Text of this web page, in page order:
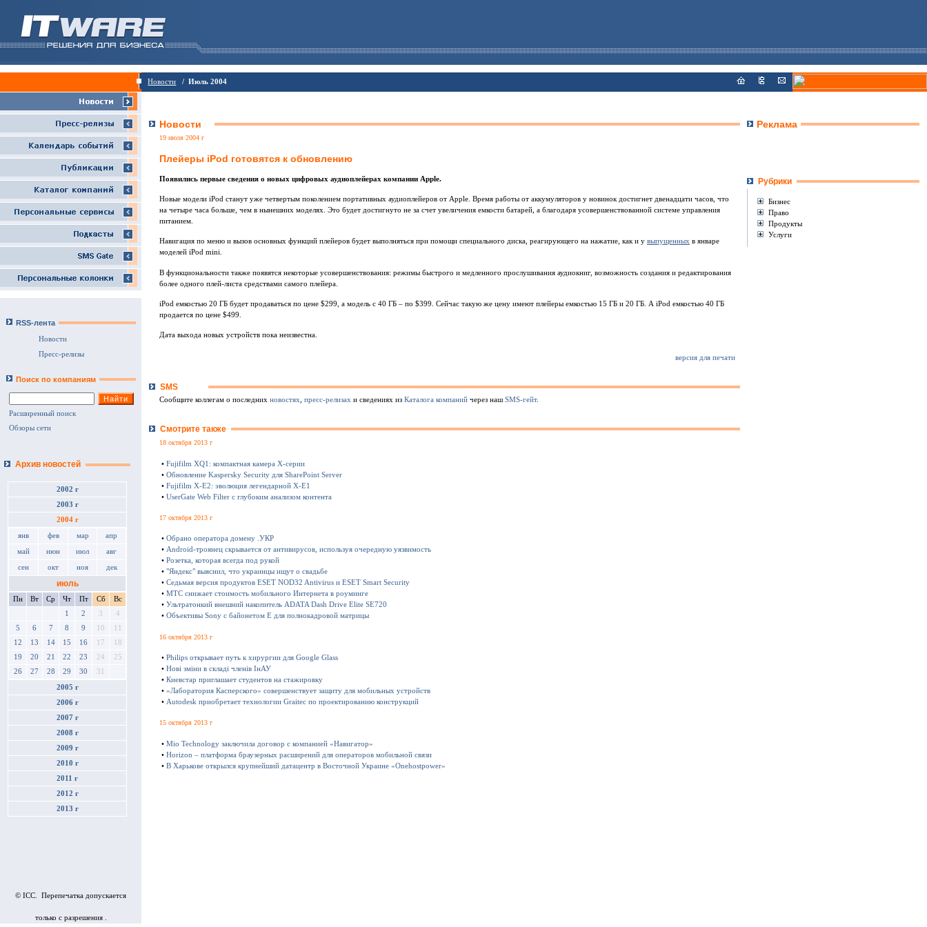
Новости / Июль 2004
RSS-лента
Новости
Пресс-релизы
Поиск по компаниям
Расширенный поиск
Обзоры сети
Архив новостей
2002 г
2003 г
2004 г
янв фев мар апр
май июн июл авг
сен окт ноя дек
июль
Пн Вт Ср Чт Пт Сб
Вс
1
2 3
4
5
6 7 8 9 10
11
12
13 14 15 16 17
18
19
20 21 22 23 24
25
26
27 28 29 30 31
2005 г
2006 г
2007 г
2008 г
2009 г
2010 г
2011 г
2012 г
2013 г
© ICC. Перепечатка допускается
только с разрешения .
Новости
19 июля 2004 г
Плейеры iPod готовятся к обновлению
Появились первые сведения о новых цифровых аудиоплейерах компании Apple.
Новые модели iPod станут уже четвертым поколением портативных аудиоплейеров от Apple. Время работы от аккумуляторов у новинок достигнет двенадцати часов, что
на четыре часа больше, чем в нынешних моделях. Это будет достигнуто не за счет увеличения емкости батарей, а благодаря усовершенствованной системе управления
питанием.
Навигация по меню и вызов основных функций плейеров будет выполняться при помощи специального диска, реагирующего на нажатие, как и у выпущенных в январе
моделей iPod mini.
В функциональности также появятся некоторые усовершенствования: режимы быстрого и медленного прослушивания аудиокниг, возможность создания и редактирования
более одного плей-листа средствами самого плейера.
iPod емкостью 20 ГБ будет продаваться по цене $299, а модель с 40 ГБ – по $399. Сейчас такую же цену имеют плейеры емкостью 15 ГБ и 20 ГБ. А iPod емкостью 40 ГБ
продается по цене $499.
Дата выхода новых устройств пока неизвестна.
версия для печати
SMS
Сообщите коллегам о последних новостях пресс-релизах и сведениях из Каталога компаний через наш SMS-гейт.
Смотрите также
18 октября 2013 г
• Fujifilm XQ1: компактная камера Х-серии
• Обновление Kaspersky Security для SharePoint Server
• Fujifilm X-E2: эволюция легендарной X-E1
• UserGate Web Filter с глубоким анализом контента
17 октября 2013 г
• Обрано оператора домену .УКР
• Android-троянец скрывается от антивирусов, используя очередную уязвимость
• Розетка, которая всегда под рукой
• "Яндекс" выяснил, что украинцы ищут о свадьбе
• Седьмая версия продуктов ESET NOD32 Antivirus и ESET Smart Security
• МТС снижает стоимость мобильного Интернета в роуминге
• Ультратонкий внешний накопитель ADATA Dash Drive Elite SE720
• Объективы Sony с байонетом E для полнокадровой матрицы
16 октября 2013 г
• Philips открывает путь к хирургии для Google Glass
• Нові зміни в складі членів ІнАУ
• Киевстар приглашает студентов на стажировку
• «Лаборатория Касперского» совершенствует защиту для мобильных устройств
• Autodesk приобретает технологии Graitec по проектированию конструкций
15 октября 2013 г
• Mio Technology заключила договор с компанией «Навигатор»
• Horizon – платформа браузерных расширений для операторов мобильной связи
• В Харькове открылся крупнейший датацентр в Восточной Украине «Onehostpower»
Реклама
Рубрики
Бизнес
Право
Продукты
Услуги